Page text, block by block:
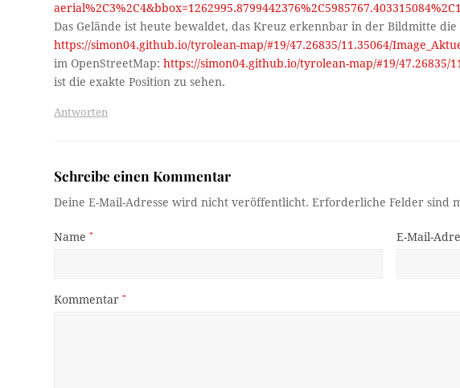
Das Gelände ist heute bewaldet, das Kreuz erkennbar in der Bildmitte
https://simon04.github.io/tyrolean-map/#19/47.26835/11.35064/
im OpenStreetMap:https://simon04.github.io/tyrolean-map/#19/47.26835/
ist die exakte Position zu sehen.
Antworten
Schreibe einen Kommentar
Deine E-Mail-Adresse wird nicht veröffentlicht. Erforderliche Felder sind
Name* E-Mail-
Kommentar*